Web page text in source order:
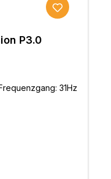
P3.0
31Hz